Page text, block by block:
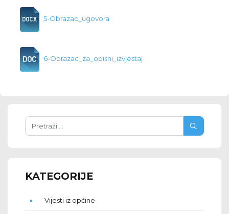
5-Obrazac_ugovora
6-Obrazac_za_opisni_izvjestaj
KATEGORIJE
Vijesti iz općine